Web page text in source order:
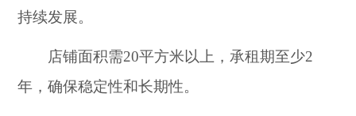
持续发展。
店铺面积需20平方米以上，承租期至少2
年，确保稳定性和长期性。